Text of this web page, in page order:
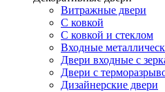
Витражные двери
С ковкой
С ковкой и стеклом
Входные
Двери входные с
Двери с
Дизайнерские двери